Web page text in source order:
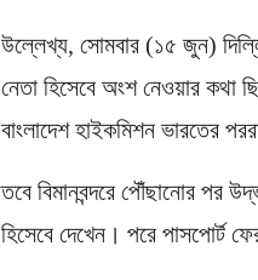
উল্লেখ্য, সোমবার (১৫ জুন)
নেতা হিসেবে অংশ নেওয়ার কথা
বাংলাদেশ হাইকমিশন ভারতের
তবে বিমানবন্দরে পৌঁছানোর পর
হিসেবে দেখেন। পরে পাসপোর্ট